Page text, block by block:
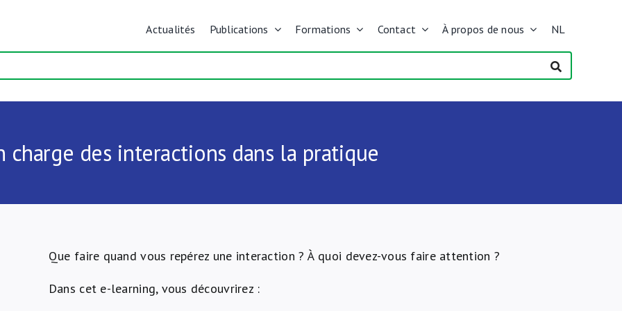
Actualités Publications Formations Contact À propos de nous NL
charge des interactions dans la pratique
Que faire quand vous repérez une interaction ? À quoi devez-vous faire attention ?
Dans cet e-learning, vous découvrirez :